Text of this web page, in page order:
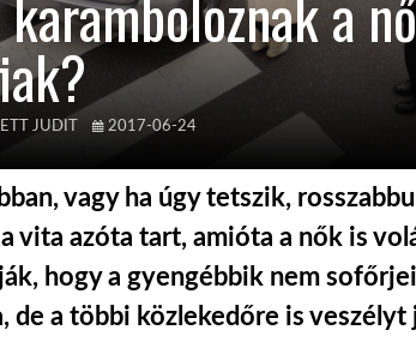
a
JUDIT 2017-06-24
vagy ha úgy tetszik,
vita azóta tart, amióta a nők is
hogy a gyengébbik nem
de a többi közlekedőre is